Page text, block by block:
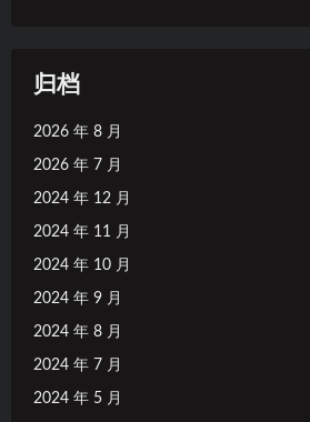
归档
2026 年 8 月
2026 年 7 月
2024 年 12 月
2024 年 11 月
2024 年 10 月
2024 年 9 月
2024 年 8 月
2024 年 7 月
2024 年 5 月